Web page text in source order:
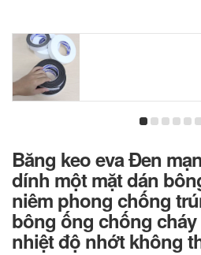
Băng keo eva Đen
dính một mặt dán
niêm phong chống
bông ống chống
nhiệt độ nhớt không